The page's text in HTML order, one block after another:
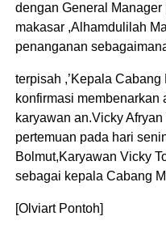
dengan General Manager
makasar ,Alhamdulilah
penanganan
terpisah ,’Kepala
konfirmasi
karyawan an.Vicky
pertemuan pada hari
Bolmut,Karyawan Vicky
sebagai kepala Cabang
[Olviart Pontoh]